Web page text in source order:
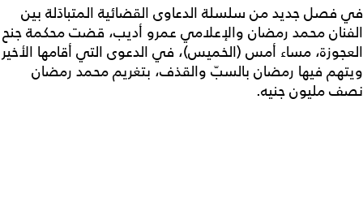
في فصل جديد من سلسلة الدعاوى القضائية المتبادَلة بين
الفنان محمد رمضان والإعلامي عمرو أديب، قضت محكمة جنح
العجوزة، مساء أمس (الخميس)، في الدعوى التي أقامها الأخير
ويتهم فيها رمضان بالسبّ والقذف، بتغريم محمد رمضان
نصف مليون جنيه.